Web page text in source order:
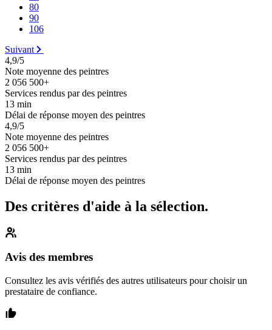
80
90
106
Suivant
4,9/5
Note moyenne des peintres
2 056 500+
Services rendus par des peintres
13 min
Délai de réponse moyen des peintres
4,9/5
Note moyenne des peintres
2 056 500+
Services rendus par des peintres
13 min
Délai de réponse moyen des peintres
Des critères d'aide à la sélection.
Avis des membres
Consultez les avis vérifiés des autres utilisateurs pour choisir un
prestataire de confiance.